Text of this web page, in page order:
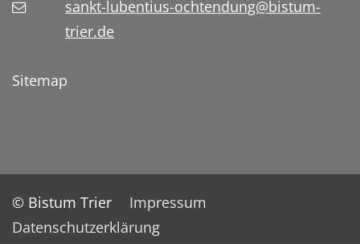
sankt-lubentius-ochtendung@bistum-
trier.de
Sitemap
© Bistum Trier
Impressum
Datenschutzerklärung